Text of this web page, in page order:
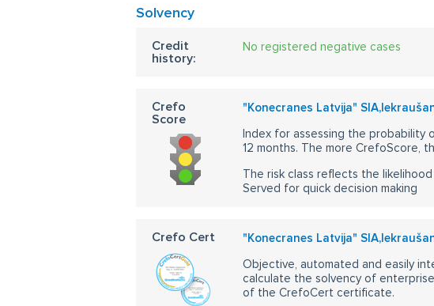
Solvency
Credit
history:
No registered negative cases
Crefo
Score
"Konecranes Latvija"
Index for assessing the
12 months. The more CrefoScore,
The risk class reflects the
Served for quick decision making
Crefo Cert "Konecranes Latvija"
Objective, automated and easily
calculate the solvency of
of the CrefoCert certificate.